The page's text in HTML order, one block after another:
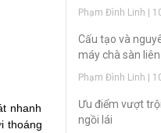
nhanh
thoáng
Phạm Đình Linh |
Cấu tạo và
máy chà sàn
Phạm Đình Linh |
Ưu điểm vượt
ngồi lái